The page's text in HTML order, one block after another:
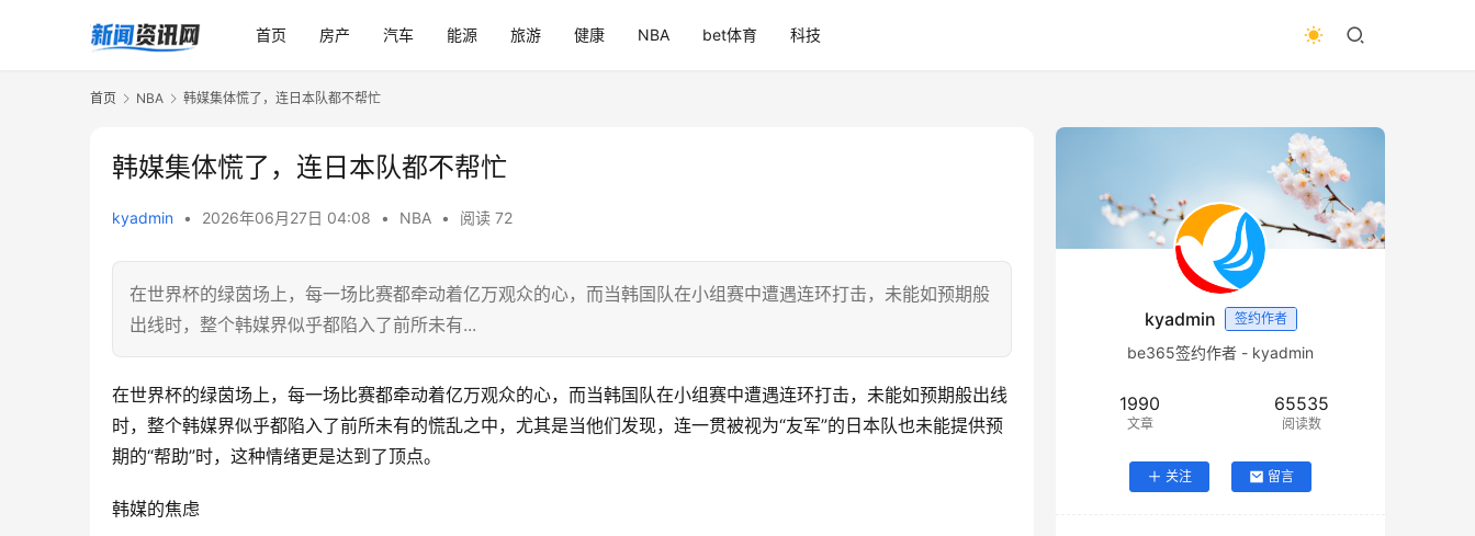
首页 房产 汽车 能源 旅游 健康 NBA bet体育 科技
首页 NBA 韩媒集体慌了，连日本队都不帮忙
韩媒集体慌了，连日本队都不帮忙
kyadmin • 2026年06月27日 04:08 • NBA • 阅读 72
在世界杯的绿茵场上，每一场比赛都牵动着亿万观众的心，而当韩国队在小组赛中遭遇连环打击，未能如预期般
出线时，整个韩媒界似乎都陷入了前所未有...
在世界杯的绿茵场上，每一场比赛都牵动着亿万观众的心，而当韩国队在小组赛中遭遇连环打击，未能如预期般出线
时，整个韩媒界似乎都陷入了前所未有的慌乱之中，尤其是当他们发现，连一贯被视为“友军”的日本队也未能提供预
期的“帮助”时，这种情绪更是达到了顶点。
韩媒的焦虑
kyadmin 签约作者
be365签约作者 - kyadmin
1990
文章
65535
阅读数
关注 留言